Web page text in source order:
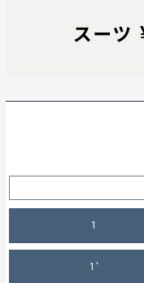
1
1'